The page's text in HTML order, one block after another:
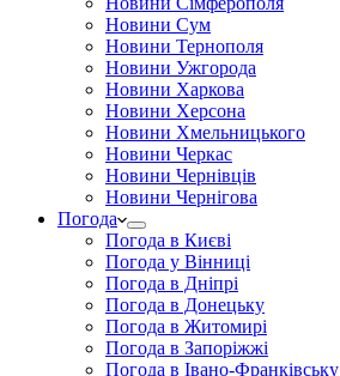
Новини Сум
Новини Тернополя
Новини Ужгорода
Новини Харкова
Новини Херсона
Новини Хмельницького
Новини Черкас
Новини Чернівців
Новини Чернігова
Погода
Погода в Києві
Погода у Вінниці
Погода в Дніпрі
Погода в Донецьку
Погода в Житомирі
Погода в Запоріжжі
Погода в Івано-Франківську